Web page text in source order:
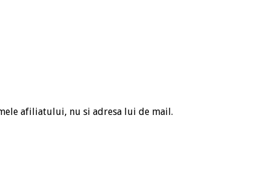
afiliatului, nu si adresa lui de mail.